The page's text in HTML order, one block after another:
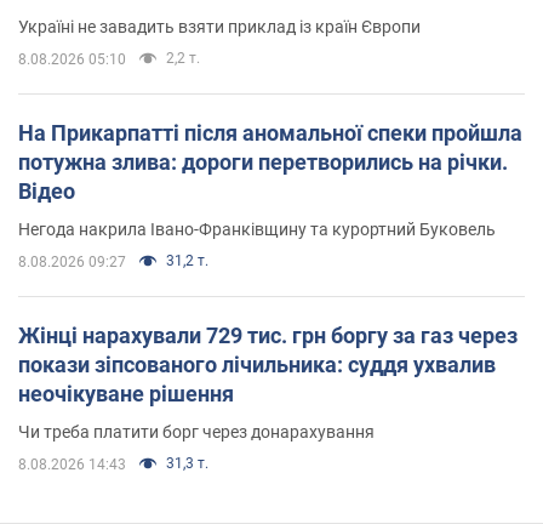
Україні не завадить взяти приклад із країн Європи
8.08.2026 05:10 2,2 т.
На Прикарпатті після аномальної спеки пройшла
потужна злива: дороги перетворились на річки.
Відео
Негода накрила Івано-Франківщину та курортний Буковель
8.08.2026 09:27 31,2 т.
Жінці нарахували 729 тис. грн боргу за газ через
покази зіпсованого лічильника: суддя ухвалив
неочікуване рішення
Чи треба платити борг через донарахування
8.08.2026 14:43 31,3 т.